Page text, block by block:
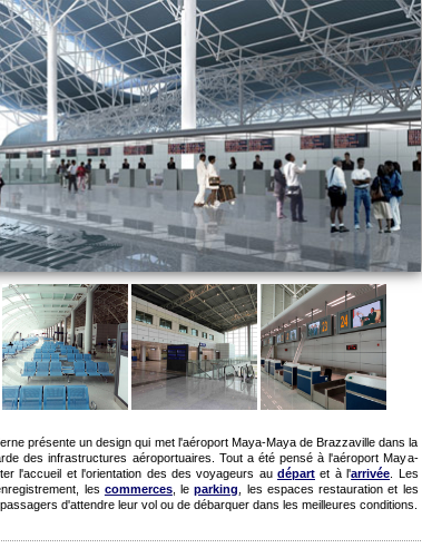
présente un design qui met l'aéroport Maya-Maya de Brazzaville dans la
des infrastructures aéroportuaires. Tout a été pensé à l'aéroport Maya-
l'accueil et l'orientation des des voyageurs au départ et à l'arrivée . Les
les commerces, leparking
, les espaces restauration et les
d'attendre leur vol ou de débarquer dans les meilleures conditions.